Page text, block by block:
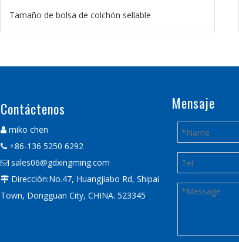
Tamaño de bolsa de colchón sellable
Contáctenos
 miko chen
 +86-136 5250 6292
 sales06@gdxingming.com
 Dirección:No.47, Huangjiabo Rd, Shipai
Town, Dongguan City, CHINA. 523345
Mensaje